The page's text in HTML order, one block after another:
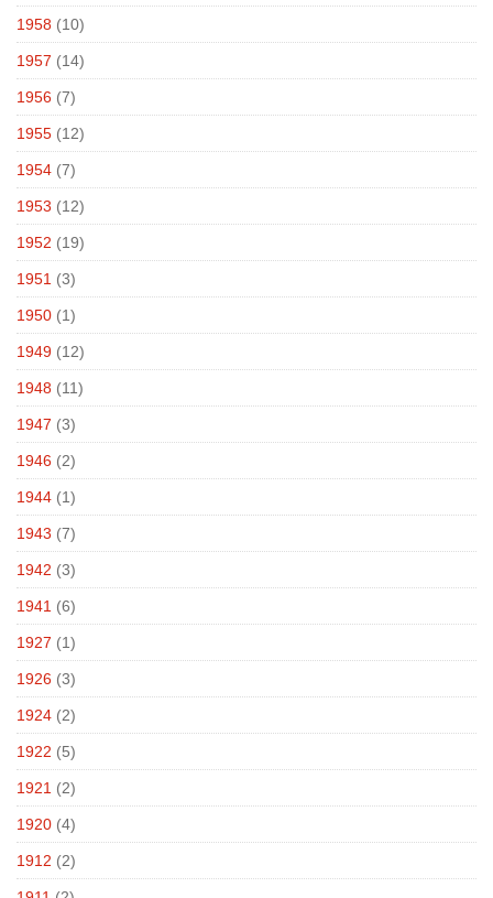
1958 (10)
1957 (14)
1956 (7)
1955 (12)
1954 (7)
1953 (12)
1952 (19)
1951 (3)
1950 (1)
1949 (12)
1948 (11)
1947 (3)
1946 (2)
1944 (1)
1943 (7)
1942 (3)
1941 (6)
1927 (1)
1926 (3)
1924 (2)
1922 (5)
1921 (2)
1920 (4)
1912 (2)